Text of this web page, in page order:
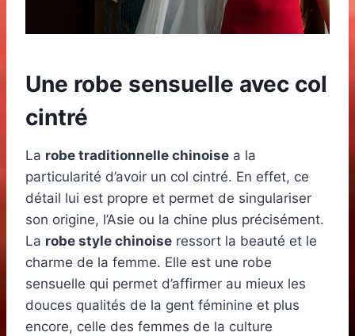
Une robe sensuelle avec col
cintré
La robe traditionnelle chinoise a la
particularité d’avoir un col cintré. En effet, ce
détail lui est propre et permet de singulariser
son origine, l’Asie ou la chine plus précisément.
La robe style chinoise ressort la beauté et le
charme de la femme. Elle est une robe
sensuelle qui permet d’affirmer au mieux les
douces qualités de la gent féminine et plus
encore, celle des femmes de la culture